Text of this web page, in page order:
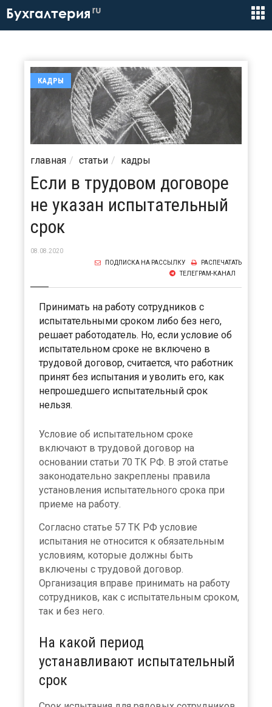
Бухгалтерия ru
КАДРЫ
главная статьи кадры
Если в трудовом договоре
не указан испытательный
срок
08.08.2020
РАСПЕЧАТАТЬ
ПОДПИСКА НА РАССЫЛКУ
ТЕЛЕГРАМ-КАНАЛ
Принимать на работу сотрудников с
испытательными сроком либо без него,
решает работодатель. Но, если условие об
испытательном сроке не включено в
трудовой договор, считается, что работник
принят без испытания и уволить его, как
непрошедшего испытательный срок
нельзя.
Условие об испытательном сроке
включают в трудовой договор на
основании статьи 70 ТК РФ. В этой статье
законодательно закреплены правила
установления испытательного срока при
приеме на работу.
Согласно статье 57 ТК РФ условие
испытания не относится к обязательным
условиям, которые должны быть
включены с трудовой договор.
Организация вправе принимать на работу
сотрудников, как с испытательным сроком,
так и без него.
На какой период
устанавливают испытательный
срок